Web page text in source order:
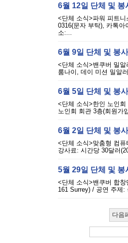
6월 12일 단체 및 봉
<단체 소식>파워 피트
0316(문자 부탁), 카톡
소:...
6월 9일 단체 및 봉
<단체 소식>밴쿠버 밀
룸나이, 데이 미션 밀알
6월 5일 단체 및 봉
<단체 소식>한인 노인
노인회 회관 3층(회원가
6월 2일 단체 및 봉
<단체 소식>맞춤형 컴
강사료: 시간당 30달러
5월 29일 단체 및 봉
<단체 소식>밴쿠버 합
161 Surrey) / 공연 주제
다음